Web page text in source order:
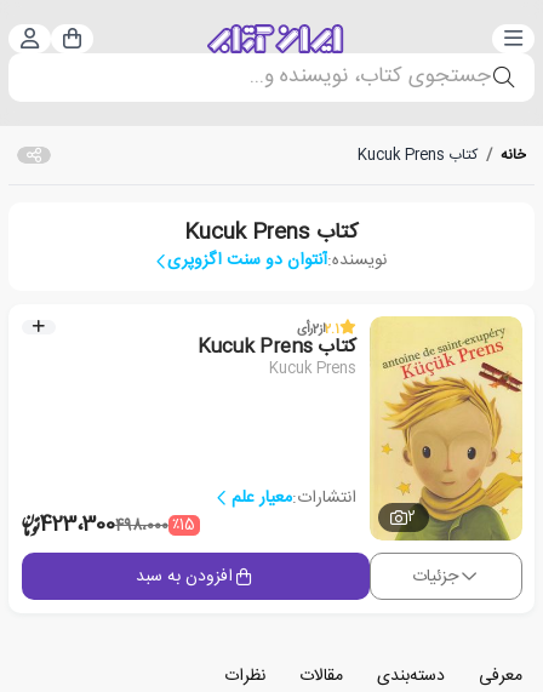
دسته‌بندی سبد
جستجوی کتاب، نویسنده و...
خانه / کتاب Kucuk Prens
کتاب Kucuk Prens
نویسنده:آنتوان دو سنت اگزوپری
2
2.1از2رأی
کتاب Kucuk Prens
Kucuk Prens
انتشارات:معیار علم
٪15498،000423،300
جزئیات افزودن به سبد
معرفی دسته‌بندی مقالات
نظرات